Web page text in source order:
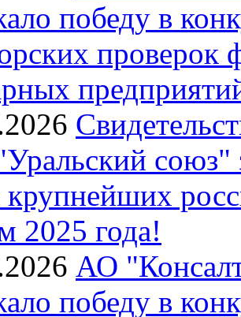
победу в
проверок
союз"
крупнейших
2025 года!
АО
победу в